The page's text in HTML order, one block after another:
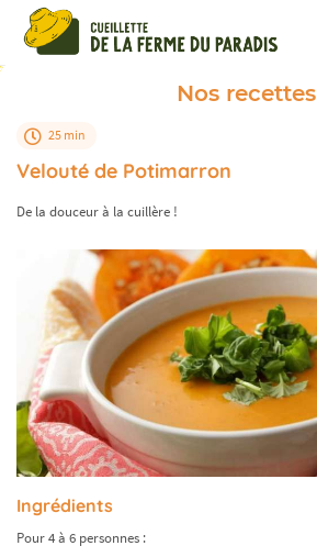
Nos recettes
25 min
Velouté de Potimarron
De la douceur à la cuillère !
Ingrédients
Pour 4 à 6 personnes :
Panneau de gestion des cookies